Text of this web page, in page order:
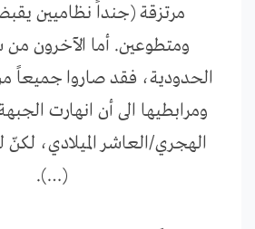
مرتزقة (جنداً نظاميين
ومتطوعين. أما الآخرون من
الحدودية، فقد صاروا جميعاً
ومرابطيها الى أن انهارت
الهجري/العاشر الميلادي،
(…).